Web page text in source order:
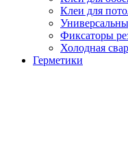
Клеи для
Фиксаторы
Холодная
Герметики